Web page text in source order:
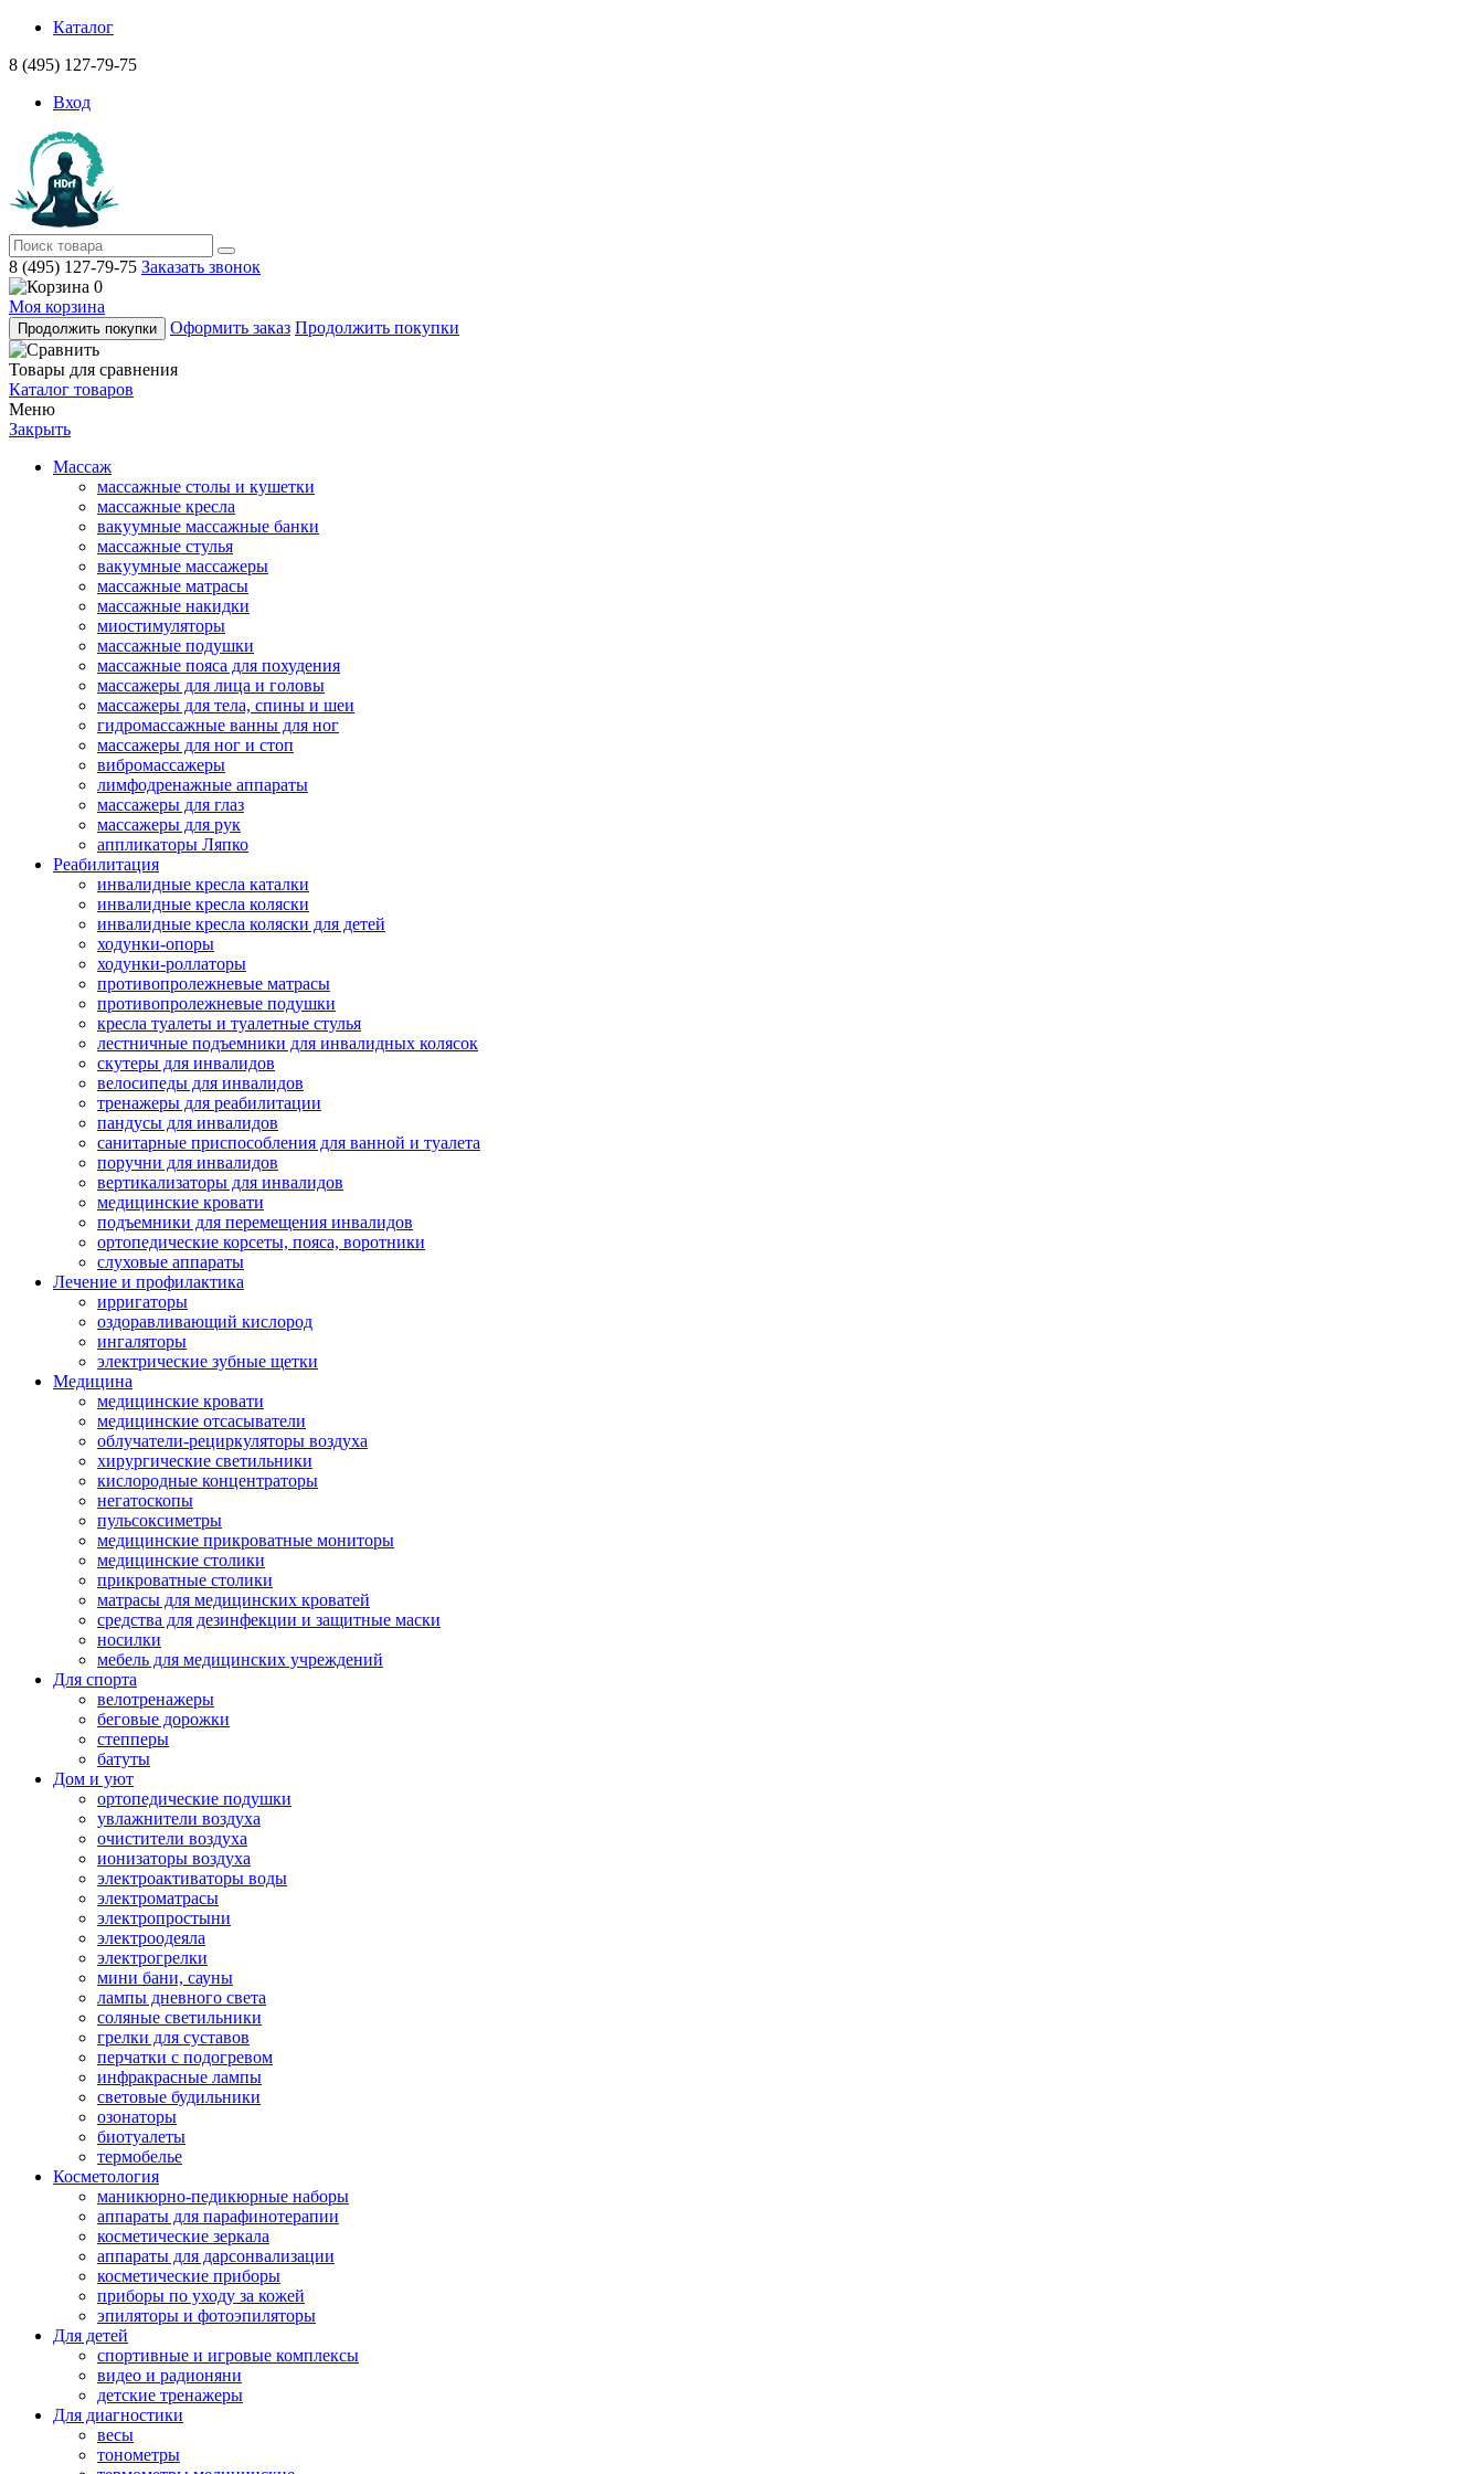
Каталог
8 (495) 127-79-75
Вход
8 (495) 127-79-75 Заказать звонок
0
Моя корзина
Продолжить покупки Оформить заказ Продолжить покупки
Товары для сравнения
Каталог товаров
Меню
Закрыть
Массаж
массажные столы и кушетки
массажные кресла
вакуумные массажные банки
массажные стулья
вакуумные массажеры
массажные матрасы
массажные накидки
миостимуляторы
массажные подушки
массажные пояса для похудения
массажеры для лица и головы
массажеры для тела, спины и шеи
гидромассажные ванны для ног
массажеры для ног и стоп
вибромассажеры
лимфодренажные аппараты
массажеры для глаз
массажеры для рук
аппликаторы Ляпко
Реабилитация
инвалидные кресла каталки
инвалидные кресла коляски
инвалидные кресла коляски для детей
ходунки-опоры
ходунки-роллаторы
противопролежневые матрасы
противопролежневые подушки
кресла туалеты и туалетные стулья
лестничные подъемники для инвалидных колясок
скутеры для инвалидов
велосипеды для инвалидов
тренажеры для реабилитации
пандусы для инвалидов
санитарные приспособления для ванной и туалета
поручни для инвалидов
вертикализаторы для инвалидов
медицинские кровати
подъемники для перемещения инвалидов
ортопедические корсеты, пояса, воротники
слуховые аппараты
Лечение и профилактика
ирригаторы
оздоравливающий кислород
ингаляторы
электрические зубные щетки
Медицина
медицинские кровати
медицинские отсасыватели
облучатели-рециркуляторы воздуха
хирургические светильники
кислородные концентраторы
негатоскопы
пульсоксиметры
медицинские прикроватные мониторы
медицинские столики
прикроватные столики
матрасы для медицинских кроватей
средства для дезинфекции и защитные маски
носилки
мебель для медицинских учреждений
Для спорта
велотренажеры
беговые дорожки
степперы
батуты
Дом и уют
ортопедические подушки
увлажнители воздуха
очистители воздуха
ионизаторы воздуха
электроактиваторы воды
электроматрасы
электропростыни
электроодеяла
электрогрелки
мини бани, сауны
лампы дневного света
соляные светильники
грелки для суставов
перчатки с подогревом
инфракрасные лампы
световые будильники
озонаторы
биотуалеты
термобелье
Косметология
маникюрно-педикюрные наборы
аппараты для парафинотерапии
косметические зеркала
аппараты для дарсонвализации
косметические приборы
приборы по уходу за кожей
эпиляторы и фотоэпиляторы
Для детей
спортивные и игровые комплексы
видео и радионяни
детские тренажеры
Для диагностики
весы
тонометры